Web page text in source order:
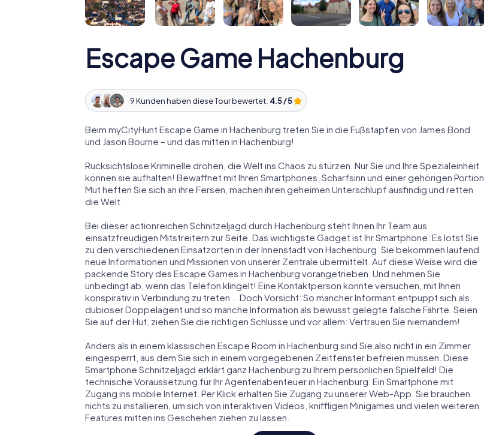
Escape Game Hachenburg
9 Kunden haben diese Tour bewertet: 4.5 / 5
Beim myCityHunt Escape Game in Hachenburg treten Sie in die Fußstapfen von James Bond
und Jason Bourne – und das mitten in Hachenburg!
Rücksichtslose Kriminelle drohen, die Welt ins Chaos zu stürzen. Nur Sie und Ihre Spezialeinheit
können sie aufhalten! Bewaffnet mit Ihren Smartphones, Scharfsinn und einer gehörigen Portion
Mut heften Sie sich an ihre Fersen, machen ihren geheimen Unterschlupf ausfindig und retten
die Welt.
Bei dieser actionreichen Schnitzeljagd durch Hachenburg steht Ihnen Ihr Team aus
einsatzfreudigen Mitstreitern zur Seite. Das wichtigste Gadget ist Ihr Smartphone: Es lotst Sie
zu den verschiedenen Einsatzorten in der Innenstadt von Hachenburg. Sie bekommen laufend
neue Informationen und Missionen von unserer Zentrale übermittelt. Auf diese Weise wird die
packende Story des Escape Games in Hachenburg vorangetrieben. Und nehmen Sie
unbedingt ab, wenn das Telefon klingelt! Eine Kontaktperson könnte versuchen, mit Ihnen
konspirativ in Verbindung zu treten … Doch Vorsicht: So mancher Informant entpuppt sich als
dubioser Doppelagent und so manche Information als bewusst gelegte falsche Fährte. Seien
Sie auf der Hut, ziehen Sie die richtigen Schlüsse und vor allem: Vertrauen Sie niemandem!
Anders als in einem klassischen Escape Room in Hachenburg sind Sie also nicht in ein Zimmer
eingesperrt, aus dem Sie sich in einem vorgegebenen Zeitfenster befreien müssen. Diese
Smartphone Schnitzeljagd erklärt ganz Hachenburg zu Ihrem persönlichen Spielfeld! Die
technische Voraussetzung für Ihr Agentenabenteuer in Hachenburg: Ein Smartphone mit
Zugang ins mobile Internet. Per Klick erhalten Sie Zugang zu unserer Web-App. Sie brauchen
nichts zu installieren, um sich von interaktiven Videos, kniffligen Minigames und vielen weiteren
Features mitten ins Geschehen ziehen zu lassen.